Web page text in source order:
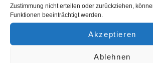
Zustimmung nicht erteilen oder zurückziehen,
Funktionen beeinträchtigt werden.
Akzeptieren
Ablehnen
BOOK YOUR SESSION